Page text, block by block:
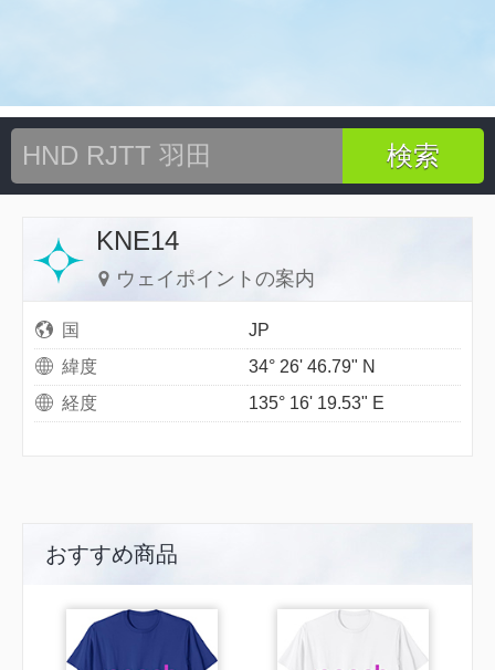
KNE14
ウェイポイントの案内
国
JP
緯度
34° 26' 46.79" N
経度
135° 16' 19.53" E
おすすめ商品